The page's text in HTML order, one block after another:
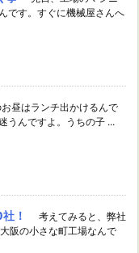
です。すぐに機械屋さんへ
昼はランチ出かけるんで
うんですよ。うちの子 ...
！
考えてみると、弊社
阪の小さな町工場なんで